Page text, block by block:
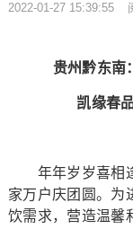
2022-01-27 15:39:55
贵州黔东南
凯缘春
年年岁岁喜相逢
家万户庆团圆。为
饮需求，营造温馨